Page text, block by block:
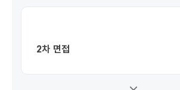
2차 면접